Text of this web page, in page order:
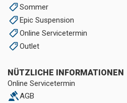
Sommer
Epic Suspension
Online Servicetermin
Outlet
NÜTZLICHE INFORMATIONEN
Online Servicetermin
AGB